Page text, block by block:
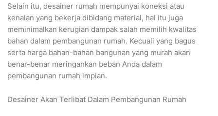
Selain itu, desainer rumah mempunyai koneksi atau
kenalan yang bekerja dibidang material, hal itu juga
meminimalkan kerugian dampak salah memilih kwalitas
bahan dalam pembangunan rumah. Kecuali yang bagus
serta harga bahan-bahan bangunan yang murah akan
benar-benar meringankan beban Anda dalam
pembangunan rumah impian.
Desainer Akan Terlibat Dalam Pembangunan Rumah